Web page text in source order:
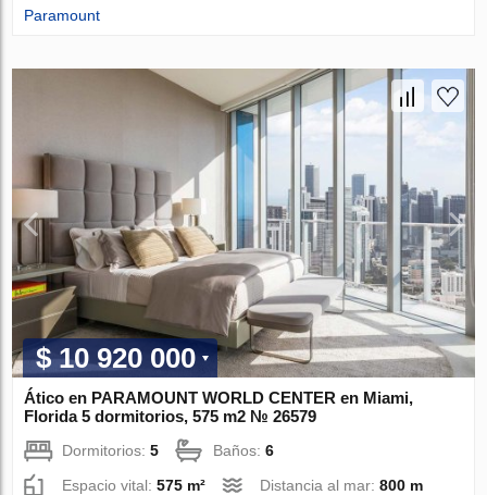
Paramount
$ 10 920 000
Ático en PARAMOUNT WORLD CENTER en Miami,
Florida 5 dormitorios, 575 m2 № 26579
Dormitorios:5 Baños:6
Espacio vital:575 m² Distancia al mar:800 m